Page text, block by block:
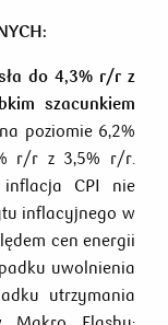
do 4,3% r/r z
szacunkiem
poziomie 6,2%
r/r z 3,5% r/r.
CPI nie
inflacyjnego w
cen energii
uwolnienia
utrzymania